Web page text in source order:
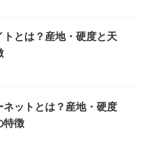
トとは？産地・硬度と天
ネットとは？産地・硬度
特徴